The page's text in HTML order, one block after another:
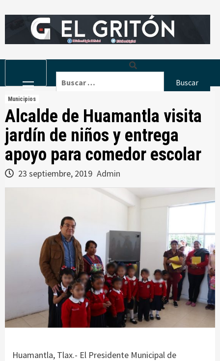
to
Menu
Municipios
Alcalde de Huamantla visita
jardín de niños y entrega
apoyo para comedor escolar
23 septiembre, 2019 Admin
Huamantla, Tlax.- El Presidente Municipal de